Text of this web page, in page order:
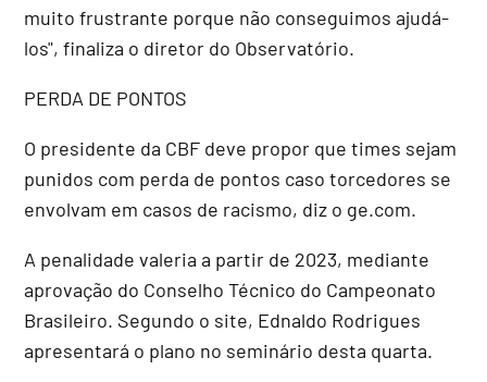
muito frustrante porque não conseguimos ajudá-
los", finaliza o diretor do Observatório.
PERDA DE PONTOS
O presidente da CBF deve propor que times sejam
punidos com perda de pontos caso torcedores se
envolvam em casos de racismo, diz o ge.com.
A penalidade valeria a partir de 2023, mediante
aprovação do Conselho Técnico do Campeonato
Brasileiro. Segundo o site, Ednaldo Rodrigues
apresentará o plano no seminário desta quarta.